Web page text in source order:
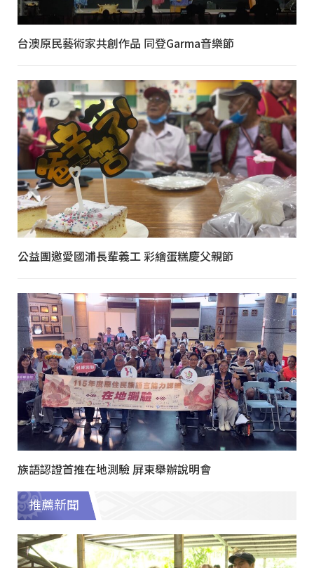
台澳原民藝術家共創作品 同登Garma音樂節
公益團邀愛國浦長輩義工 彩繪蛋糕慶父親節
族語認證首推在地測驗 屏東舉辦說明會
推薦新聞